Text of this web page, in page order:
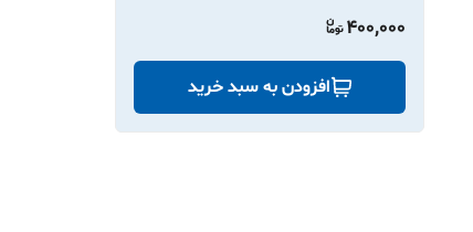
400,000
افزودن به سبد خرید